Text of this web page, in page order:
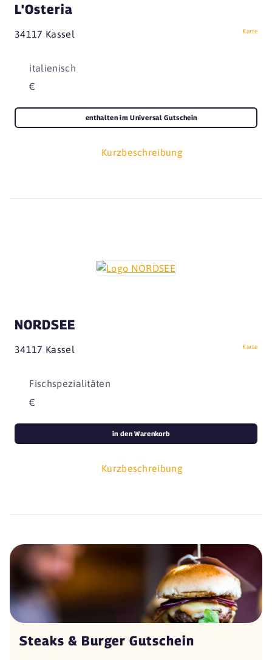
L'Osteria
34117 Kassel Karte
italienisch
€
Kurzbeschreibung
enthalten im Universal Gutschein
NORDSEE
34117 Kassel Karte
Fischspezialitäten
€
Kurzbeschreibung
in den Warenkorb
Steaks & Burger Gutschein